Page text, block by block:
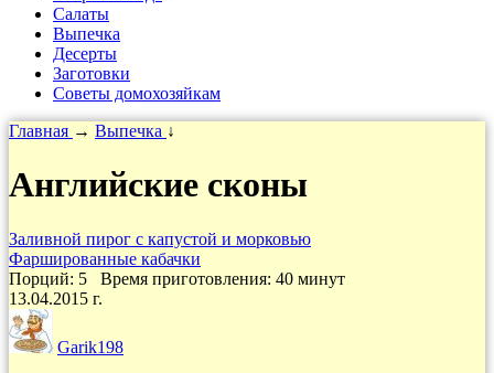
Салаты
Выпечка
Десерты
Заготовки
Cоветы домохозяйкам
Главная → Выпечка ↓
Английские сконы
Заливной пирог с капустой и морковью
Фаршированные кабачки
Порций: 5 Время приготовления: 40 минут
13.04.2015 г.
Garik198